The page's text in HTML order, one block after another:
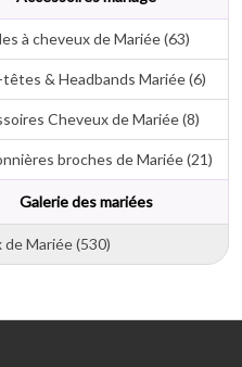
à cheveux de Mariée (63)
& Headbands Mariée (6)
Cheveux de Mariée (8)
broches de Mariée (21)
Galerie des mariées
Mariée (530)